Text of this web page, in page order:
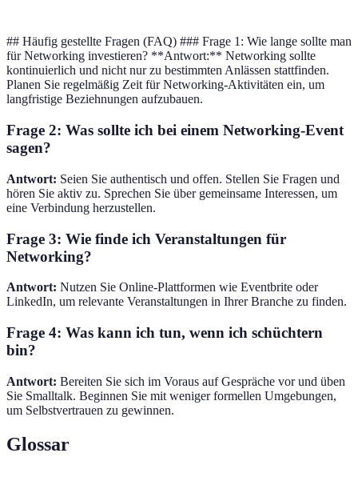
## Häufig gestellte Fragen (FAQ) ### Frage 1: Wie lange sollte man
für Networking investieren? **Antwort:** Networking sollte
kontinuierlich und nicht nur zu bestimmten Anlässen stattfinden.
Planen Sie regelmäßig Zeit für Networking-Aktivitäten ein, um
langfristige Beziehnungen aufzubauen.
Frage 2: Was sollte ich bei einem Networking-Event
sagen?
Antwort: Seien Sie authentisch und offen. Stellen Sie Fragen und
hören Sie aktiv zu. Sprechen Sie über gemeinsame Interessen, um
eine Verbindung herzustellen.
Frage 3: Wie finde ich Veranstaltungen für
Networking?
Antwort: Nutzen Sie Online-Plattformen wie Eventbrite oder
LinkedIn, um relevante Veranstaltungen in Ihrer Branche zu finden.
Frage 4: Was kann ich tun, wenn ich schüchtern
bin?
Antwort: Bereiten Sie sich im Voraus auf Gespräche vor und üben
Sie Smalltalk. Beginnen Sie mit weniger formellen Umgebungen,
um Selbstvertrauen zu gewinnen.
Glossar